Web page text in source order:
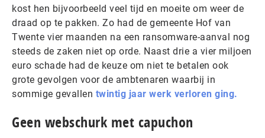
kost hen bijvoorbeeld veel tijd en moeite om weer de
draad op te pakken. Zo had de gemeente Hof van
Twente vier maanden na een ransomware-aanval nog
steeds de zaken niet op orde. Naast drie a vier miljoen
euro schade had de keuze om niet te betalen ook
grote gevolgen voor de ambtenaren waarbij in
sommige gevallen twintig jaar werk verloren ging.
Geen webschurk met capuchon